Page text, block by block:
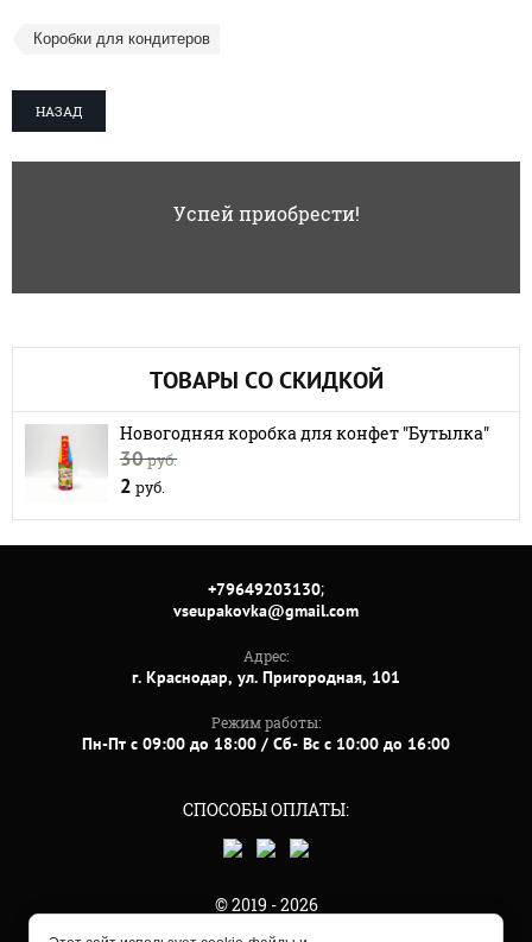
Коробки для кондитеров
НАЗАД
Успей приобрести!
ТОВАРЫ СО СКИДКОЙ
Новогодняя коробка для конфет "Бутылка"
30руб.
2 руб.
+79649203130;
vseupakovka@gmail.com
Адрес:
г. Краснодар, ул. Пригородная, 101
Режим работы:
Пн-Пт с 09:00 до 18:00 / Сб- Вс с 10:00 до 16:00
СПОСОБЫ ОПЛАТЫ:
© 2019 - 2026